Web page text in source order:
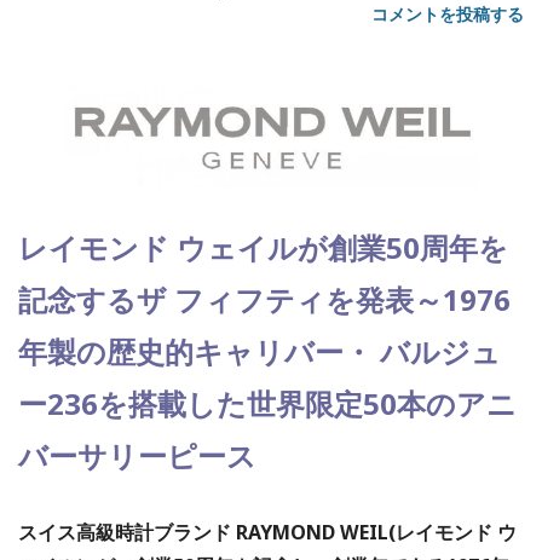
コメントを投稿する
レイモンド ウェイルが創業50周年を
記念するザ フィフティを発表～1976
年製の歴史的キャリバー・ バルジュ
ー236を搭載した世界限定50本のアニ
バーサリーピース
スイス高級時計ブランド RAYMOND WEIL(レイモンド ウ